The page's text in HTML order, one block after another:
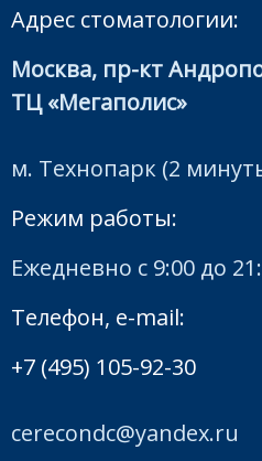
Адрес стоматологии:
Москва, пр-кт
ТЦ «Мегаполис»
м. Технопарк (2
Режим работы:
Ежедневно с 9:00 до
Телефон, e-mail:
+7 (495) 105-92-30
cerecondc@yandex.ru